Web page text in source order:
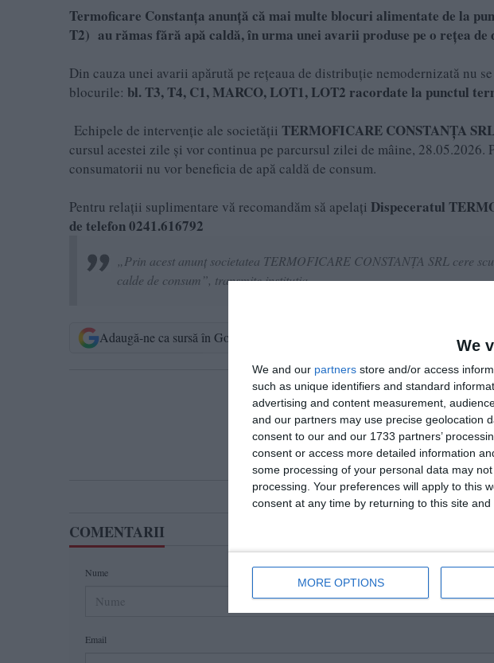
We
We and our partners store and/or access
such as unique identifiers and standard
advertising and content measurement,
and our partners may use precise geolocation
consent to our and our 1733 partners’
consent or access more detailed information
some processing of your personal data may
processing. Your preferences will apply to this
consent at any time by returning to this site
MORE OPTIONS
Termoficare Constanța anunță că mai multe blocuri alimentate de la
T2) au rămas fără apă caldă, în urma unei avarii produse pe o rețea
Din cauza unei avarii apărută pe rețeaua de distribuție nemodernizată nu
blocurile: bl. T3, T4, C1, MARCO, LOT1, LOT2 racordate la punctul
Echipele de intervenție ale societății TERMOFICARE CONSTANȚA
cursul acestei zile și vor continua pe parcursul zilei de mâine, 28.05.2026.
consumatorii nu vor beneficia de apă caldă de consum.
Pentru relaţii suplimentare vă recomandăm să apelaţi Dispeceratul
de telefon 0241.616792
„Prin acest anunț societatea TERMOFICARE CONSTANȚA SRL cere
calde de consum”, transmite instituția.
Adaugă-ne ca sursă în Google
Ti-a placut articolul?
COMENTARII
Nume
Email